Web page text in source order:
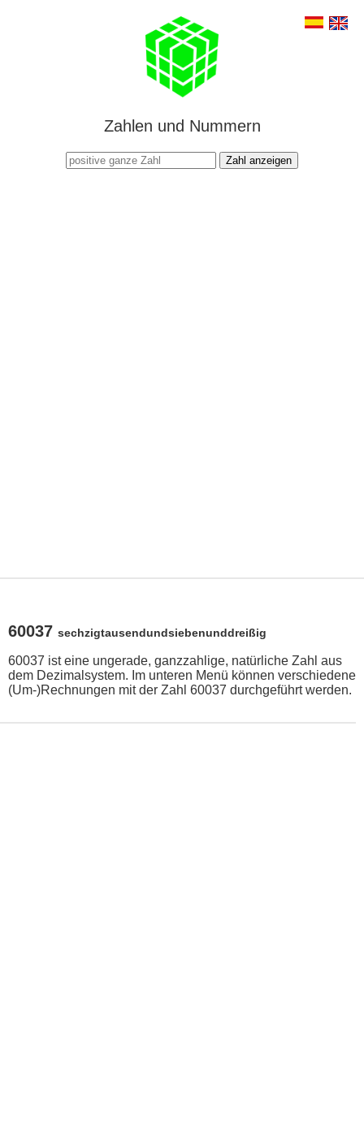
Zahlen und Nummern
Zahl anzeigen
60037 sechzigtausendundsiebenunddreißig
60037 ist eine ungerade, ganzzahlige, natürliche Zahl aus
dem Dezimalsystem. Im unteren Menü können verschiedene
(Um-)Rechnungen mit der Zahl 60037 durchgeführt werden.